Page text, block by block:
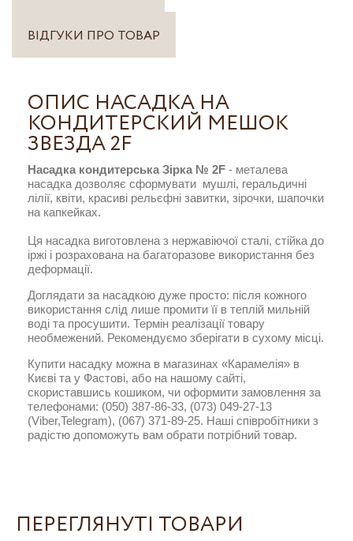
ВІДГУКИ ПРО ТОВАР
ОПИС НАСАДКА НА
КОНДИТЕРСКИЙ МЕШОК
ЗВЕЗДА 2F
Насадка кондитерська Зірка № 2F - металева
насадка дозволяє сформувати мушлі, геральдичні
лілії, квіти, красиві рельєфні завитки, зірочки, шапочки
на капкейках.
Ця насадка виготовлена з нержавіючої сталі, стійка до
іржі і розрахована на багаторазове використання без
деформації.
Доглядати за насадкою дуже просто: після кожного
використання слід лише промити її в теплій мильній
воді та просушити. Термін реалізації товару
необмежений. Рекомендуємо зберігати в сухому місці.
Купити насадку можна в магазинах «Карамелія» в
Києві та у Фастові, або на нашому сайті,
скориставшись кошиком, чи оформити замовлення за
телефонами: (050) 387-86-33, (073) 049-27-13
(Viber,Telegram), (067) 371-89-25. Наші співробітники з
радістю допоможуть вам обрати потрібний товар.
ПЕРЕГЛЯНУТІ ТОВАРИ